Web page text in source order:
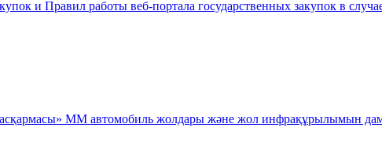
и Правил работы веб-портала государственных закупок в
ММ автомобиль жолдары және жол инфрақұрылымын